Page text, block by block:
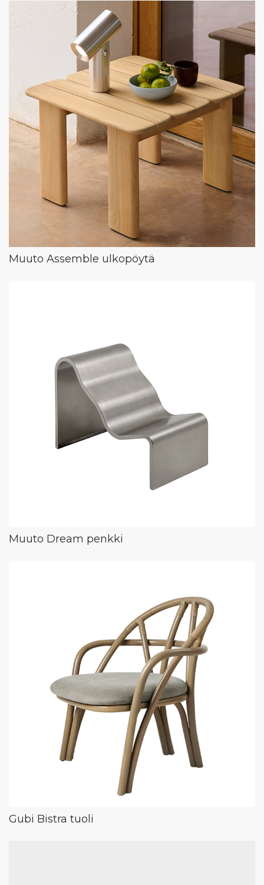
Muuto Assemble ulkopöytä
Muuto Dream penkki
Gubi Bistra tuoli